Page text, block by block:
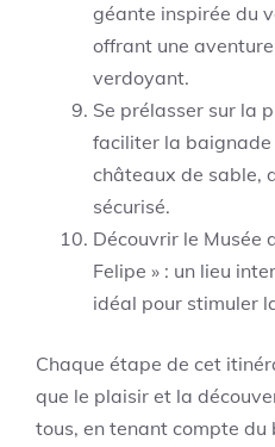
géante inspirée du
offrant une
verdoyant.
Se prélasser sur la
faciliter la baignade
châteaux de sable,
sécurisé.
Découvrir le Musée
Felipe » : un lieu
idéal pour stimuler
Chaque étape de cet
que le plaisir et la
tous, en tenant compte